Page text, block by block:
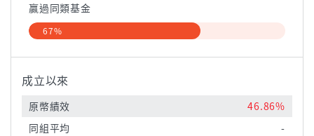
贏過同類基金
67%
成立以來
原幣績效
46.86%
同組平均
-